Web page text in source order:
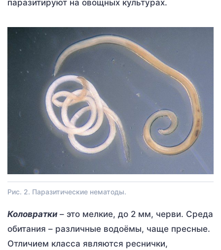
паразитируют на овощных культурах.
Рис. 2. Паразитические нематоды.
Коловратки – это мелкие, до 2 мм, черви. Среда
обитания – различные водоёмы, чаще пресные.
Отличием класса являются реснички,